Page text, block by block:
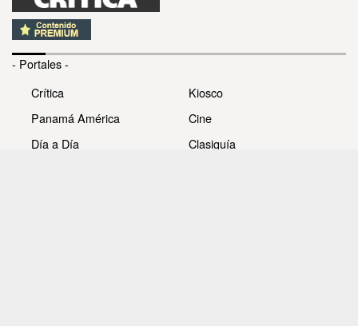
- Portales -
Crítica
Panamá América
Día a Día
Kiosco
Cine
Clasiguía